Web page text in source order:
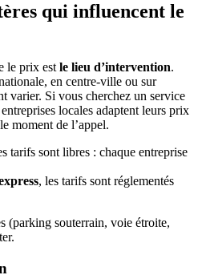
qui influencent le
le prix est le lieu d’intervention.
en centre-ville ou sur
varier. Si vous cherchez un service
locales adaptent leurs prix
moment de l’appel.
tarifs sont libres : chaque entreprise
, les tarifs sont réglementés
(parking souterrain, voie étroite,